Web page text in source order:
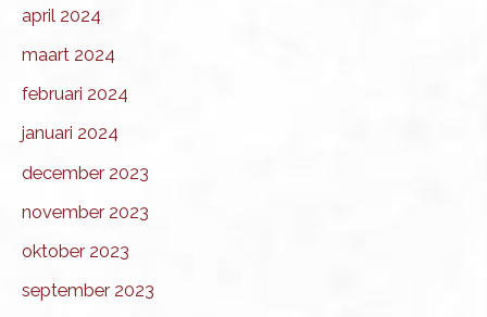
april 2024
maart 2024
februari 2024
januari 2024
december 2023
november 2023
oktober 2023
september 2023